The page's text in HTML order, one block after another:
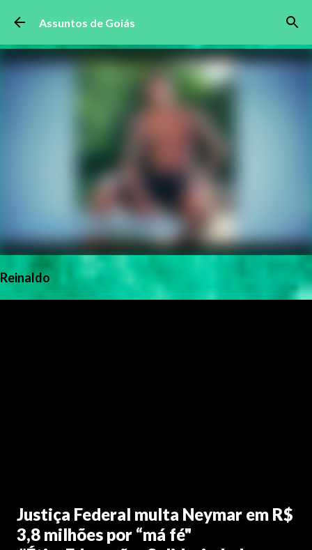
Pular para o conteúdo principal
Assuntos de Goiás
Reinaldo
Justiça Federal multa Neymar em R$
3,8 milhões por “má fé"